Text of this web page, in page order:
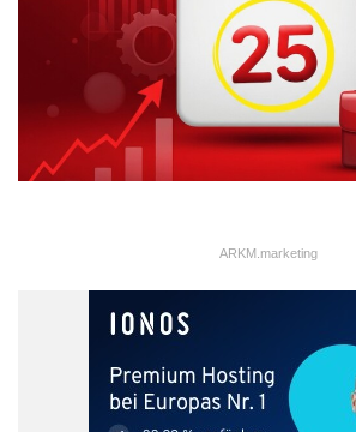
Bundesumweltminister
Norbert Röttgen
ARKM.marketing